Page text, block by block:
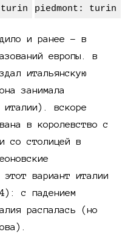
и ранее - в
европы. в
итальянскую
занимала
италии). вскоре
в королевство с
со столицей в
этот вариант италии
с падением
распалась (но